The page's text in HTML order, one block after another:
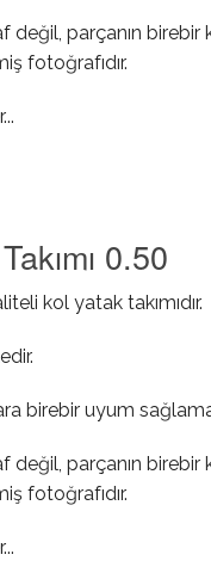
değil, parçanın birebir
fotoğrafıdır.
hakkında
0.50
kol yatak takımıdır.
birebir uyum
değil, parçanın birebir
fotoğrafıdır.